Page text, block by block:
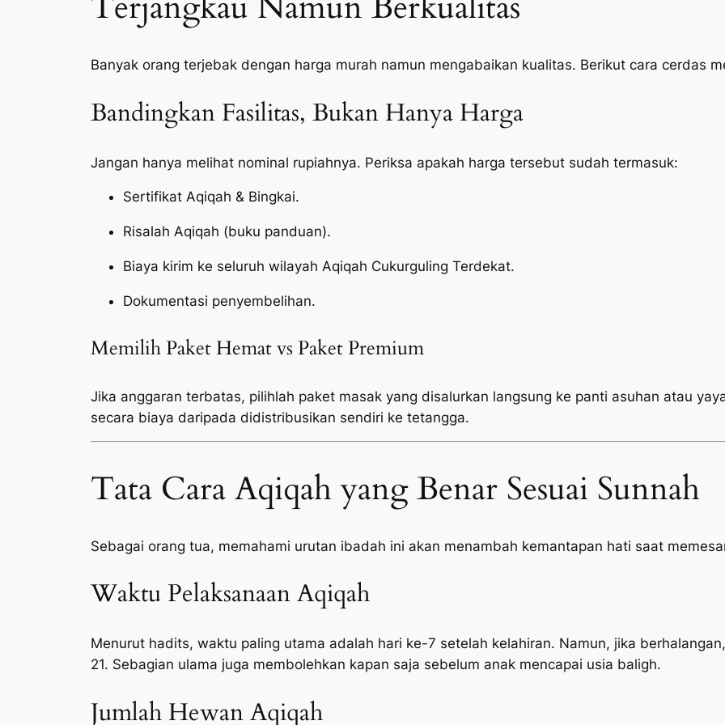
Banyak orang terjebak dengan harga murah namun mengabaikan kualitas. Berikut cara cerdas
Bandingkan Fasilitas, Bukan Hanya Harga
Jangan hanya melihat nominal rupiahnya. Periksa apakah harga tersebut sudah termasuk:
Sertifikat Aqiqah & Bingkai.
Risalah Aqiqah (buku panduan).
Biaya kirim ke seluruh wilayah Aqiqah Cukurguling Terdekat.
Dokumentasi penyembelihan.
Memilih Paket Hemat vs Paket Premium
Jika anggaran terbatas, pilihlah paket masak yang disalurkan langsung ke panti asuhan atau
secara biaya daripada didistribusikan sendiri ke tetangga.
Tata Cara Aqiqah yang Benar Sesuai Sunnah
Sebagai orang tua, memahami urutan ibadah ini akan menambah kemantapan hati saat
Waktu Pelaksanaan Aqiqah
Menurut hadits, waktu paling utama adalah hari ke-7 setelah kelahiran. Namun, jika
21. Sebagian ulama juga membolehkan kapan saja sebelum anak mencapai usia baligh.
Jumlah Hewan Aqiqah